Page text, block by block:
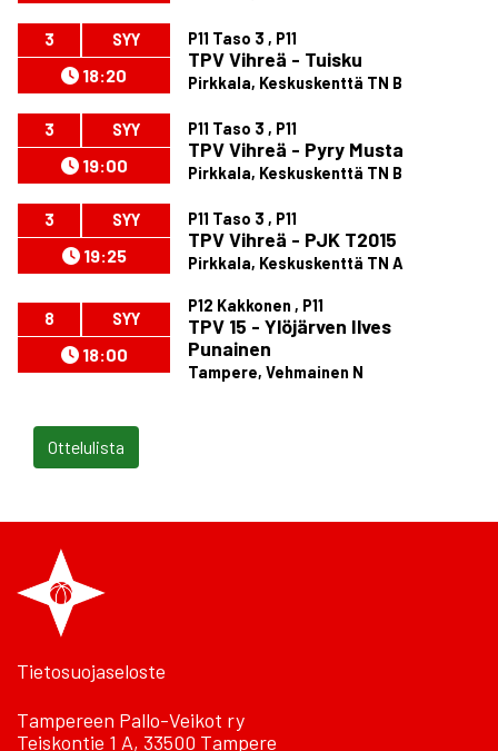
3 SYY
18:20
P11 Taso 3 , P11
TPV Vihreä - Tuisku
Pirkkala, Keskuskenttä TN B
3 SYY
19:00
P11 Taso 3 , P11
TPV Vihreä - Pyry Musta
Pirkkala, Keskuskenttä TN B
3 SYY
19:25
P11 Taso 3 , P11
TPV Vihreä - PJK T2015
Pirkkala, Keskuskenttä TN A
8 SYY
18:00
P12 Kakkonen , P11
TPV 15 - Ylöjärven Ilves
Punainen
Tampere, Vehmainen N
Ottelulista
Tietosuojaseloste
Tampereen Pallo-Veikot ry
Teiskontie 1 A, 33500 Tampere